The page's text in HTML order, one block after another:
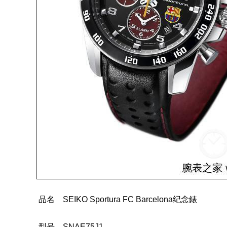
品名 SEIKO Sportura FC Barcelona纪念錶